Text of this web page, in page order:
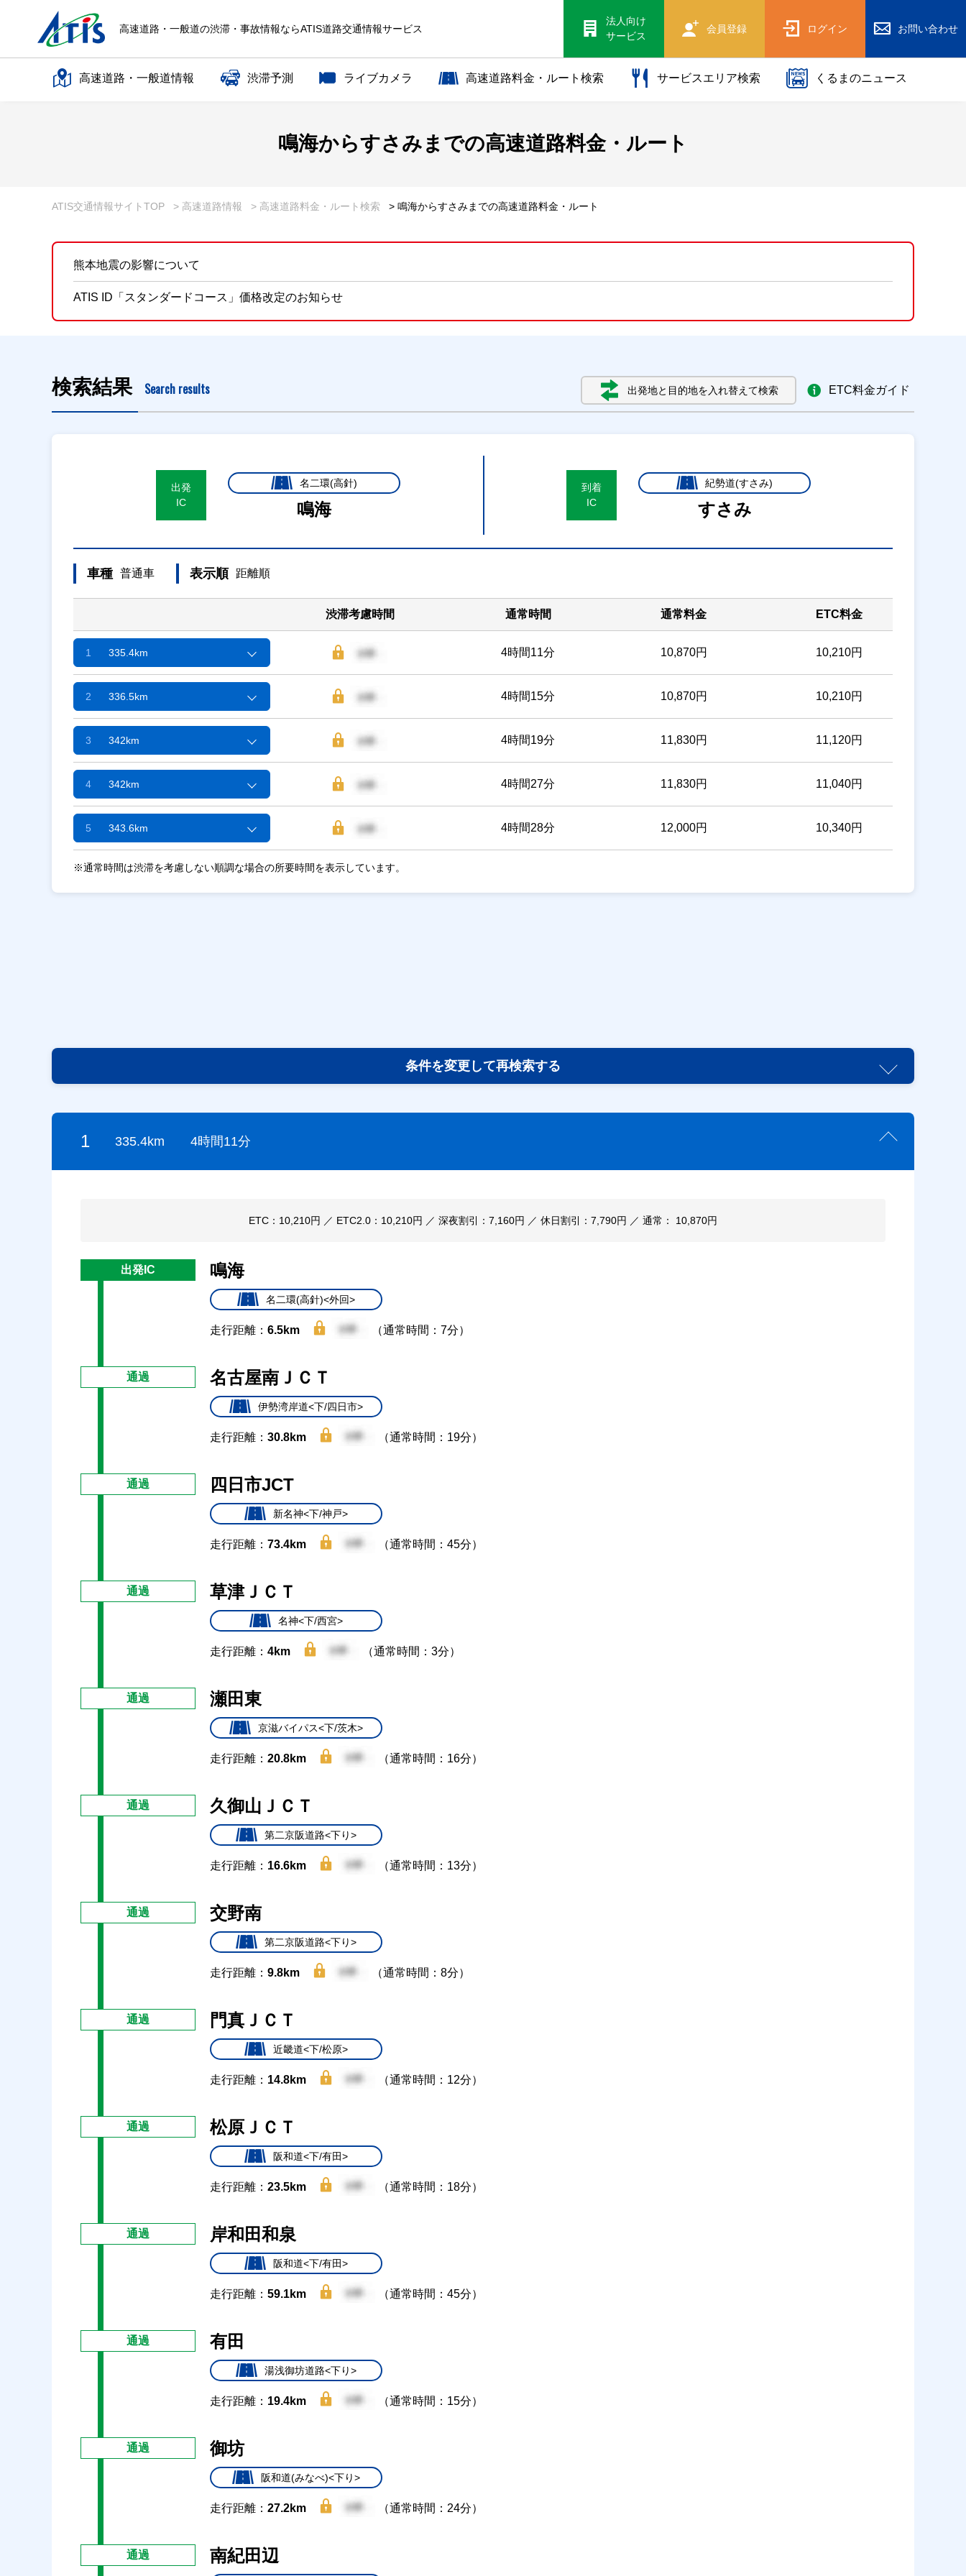
高速道路・一般道の渋滞・事故情報ならATIS道路交通情報サービス
法人向け
サービス
会員登録 ログイン お問い合わせ
高速道路・一般道情報 渋滞予測 ライブカメラ 高速道路料金・ルート検索 サービスエリア検索 くるまのニュース
鳴海からすさみまでの高速道路料金・ルート
ATIS交通情報サイトTOP > 高速道路情報 > 高速道路料金・ルート検索 > 鳴海からすさみまでの高速道路料金・ルート
熊本地震の影響について
ATIS ID「スタンダードコース」価格改定のお知らせ
検索結果 Search results 出発地と目的地を入れ替えて検索 ETC料金ガイド
出発
IC
名二環(高針)
鳴海
到着
IC
紀勢道(すさみ)
すさみ
車種 普通車 表示順 距離順
渋滞考慮時間 通常時間 通常料金 ETC料金
1 335.4km 4時間11分 10,870円 10,210円
2 336.5km 4時間15分 10,870円 10,210円
3 342km 4時間19分 11,830円 11,120円
4 342km 4時間27分 11,830円 11,040円
5 343.6km 4時間28分 12,000円 10,340円
※通常時間は渋滞を考慮しない順調な場合の所要時間を表示しています。
条件を変更して再検索する
1 335.4km 4時間11分
ETC：10,210円 ／ ETC2.0：10,210円 ／ 深夜割引：7,160円 ／ 休日割引：7,790円 ／ 通常： 10,870円
出発IC 鳴海
名二環(高針)<外回>
走行距離： 6.5km （通常時間：7分）
通過 名古屋南ＪＣＴ
伊勢湾岸道<下/四日市>
走行距離： 30.8km （通常時間：19分）
通過 四日市JCT
新名神<下/神戸>
走行距離： 73.4km （通常時間：45分）
通過 草津ＪＣＴ
名神<下/西宮>
走行距離： 4km （通常時間：3分）
通過 瀬田東
京滋バイパス<下/茨木>
走行距離： 20.8km （通常時間：16分）
通過 久御山ＪＣＴ
第二京阪道路<下り>
走行距離： 16.6km （通常時間：13分）
通過 交野南
第二京阪道路<下り>
走行距離： 9.8km （通常時間：8分）
通過 門真ＪＣＴ
近畿道<下/松原>
走行距離： 14.8km （通常時間：12分）
通過 松原ＪＣＴ
阪和道<下/有田>
走行距離： 23.5km （通常時間：18分）
通過 岸和田和泉
阪和道<下/有田>
走行距離： 59.1km （通常時間：45分）
通過 有田
湯浅御坊道路<下り>
走行距離： 19.4km （通常時間：15分）
通過 御坊
阪和道(みなべ)<下り>
走行距離： 27.2km （通常時間：24分）
通過 南紀田辺